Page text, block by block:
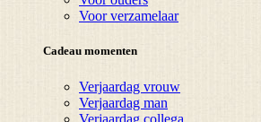
Voor verzamelaar
Cadeau momenten
Verjaardag vrouw
Verjaardag man
Verjaardag collega